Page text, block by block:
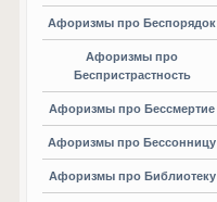
Афоризмы про Беспорядок
Афоризмы про
Беспристрастность
Афоризмы про Бессмертие
Афоризмы про Бессонницу
Афоризмы про Библиотеку